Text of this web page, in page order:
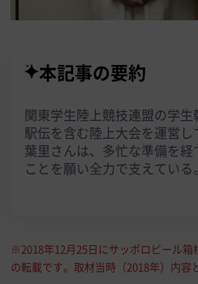
本記事の要約
関東学生陸上競技連盟の学
駅伝を含む陸上大会を運営
葉里さんは、多忙な準備を
ことを願い全力で支えている。
※2018年12月25日にサッポロビール
の転載です。取材当時（2018年）内容